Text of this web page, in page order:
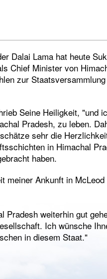
Dalai Lama hat heute
Chief Minister von
zur
Seine Heiligkeit, "und
Pradesh, zu leben.
sehr die
in Himachal
haben.
meiner Ankunft in
Pradesh weiterhin gut
Ich wünsche
in diesem Staat."